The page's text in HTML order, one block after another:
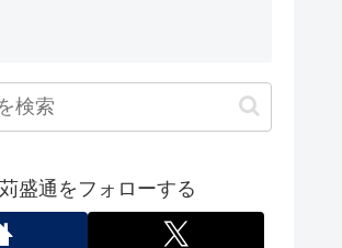
盛通をフォローする